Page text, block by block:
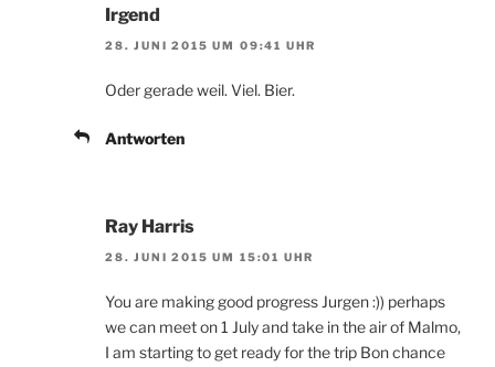
Irgend
28. JUNI 2015 UM 09:41 UHR
Oder gerade weil. Viel. Bier.
Antworten
Ray Harris
28. JUNI 2015 UM 15:01 UHR
You are making good progress Jurgen :)) perhaps
we can meet on 1 July and take in the air of Malmo,
I am starting to get ready for the trip Bon chance